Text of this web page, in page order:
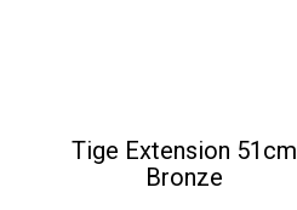
Tige Extension 51cm
Bronze